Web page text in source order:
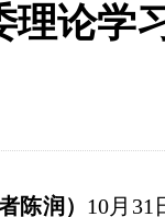
理论学
陈润） 10月31